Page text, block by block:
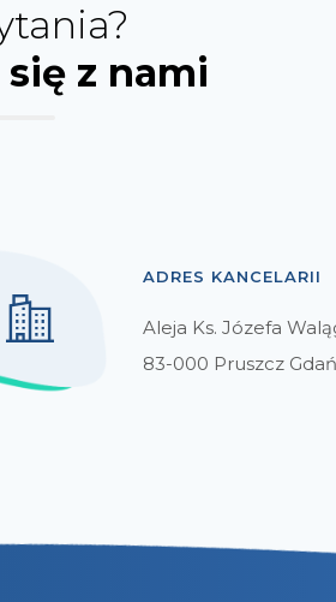
z nami
ADRES KANCELARII
Aleja Ks. Józefa
83-000 Pruszcz